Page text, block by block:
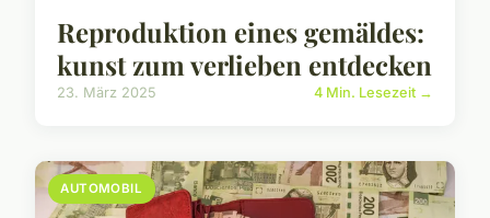
Reproduktion eines gemäldes:
kunst zum verlieben entdecken
23. März 2025 4 Min. Lesezeit →
AUTOMOBIL